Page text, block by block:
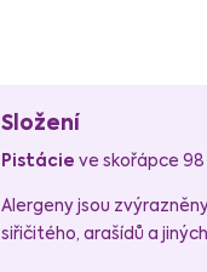
Složení
Pistácie ve skořápce 98
Alergeny jsou
siřičitého, arašídů a